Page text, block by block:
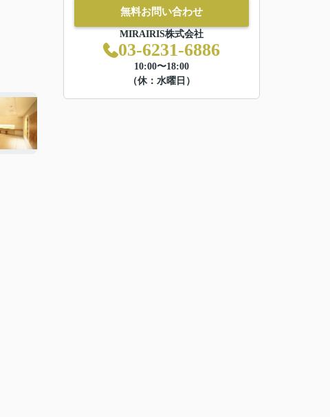
無料お問い合わせ
MIRAIRIS株式会社
03-6231-6886
10:00〜18:00
（休：水曜日）